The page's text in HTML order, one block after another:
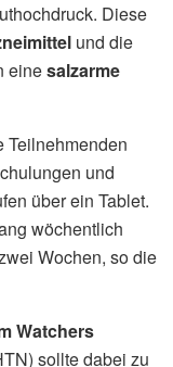
Diese
und die
einesalzarme
Teilnehmenden
und
über ein Tablet.
wöchentlich
Wochen, so die
Watchers
sollte dabei zu